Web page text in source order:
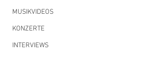
MUSIKVIDEOS
KONZERTE
INTERVIEWS